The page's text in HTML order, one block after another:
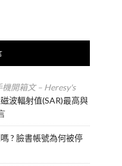
開箱文 – Heresy's
波輻射值(SAR)最高與
? 臉書帳號為何被停